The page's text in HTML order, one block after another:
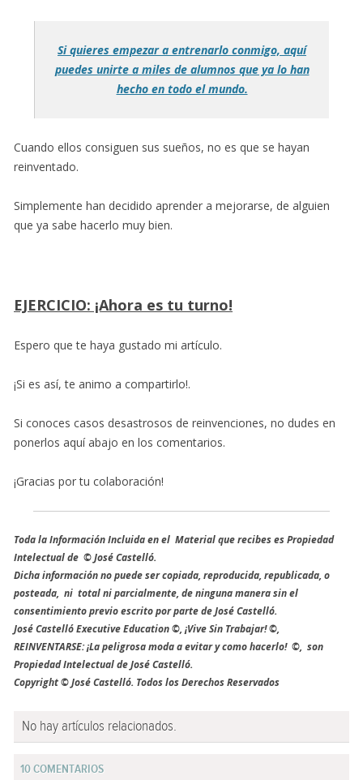
Si quieres empezar a entrenarlo conmigo, aquí
puedes unirte a miles de alumnos que ya lo han
hecho en todo el mundo.
Cuando ellos consiguen sus sueños, no es que se hayan
reinventado.
Simplemente han decidido aprender a mejorarse, de alguien
que ya sabe hacerlo muy bien.
EJERCICIO: ¡Ahora es tu turno!
Espero que te haya gustado mi artículo.
¡Si es así, te animo a compartirlo!.
Si conoces casos desastrosos de reinvenciones, no dudes en
ponerlos aquí abajo en los comentarios.
¡Gracias por tu colaboración!
Toda la Información Incluida en el Material que recibes es Propiedad
Intelectual de © José Castelló.
Dicha información no puede ser copiada, reproducida, republicada, o
posteada, ni total ni parcialmente, de ninguna manera sin el
consentimiento previo escrito por parte de José Castelló.
José Castelló Executive Education ©, ¡Vive Sin Trabajar! ©,
REINVENTARSE: ¡La peligrosa moda a evitar y como hacerlo! ©, son
Propiedad Intelectual de José Castelló.
Copyright © José Castelló. Todos los Derechos Reservados
No hay artículos relacionados.
10 COMENTARIOS